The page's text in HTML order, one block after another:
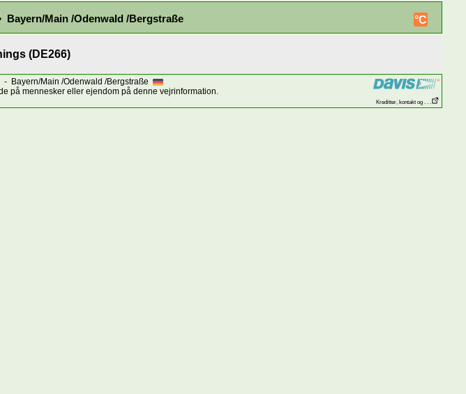
°C
Main /Odenwald /Bergstraße
(DE266)
Bayern/Main /Odenwald /Bergstraße
på mennesker eller ejendom på denne vejrinformation.
Kreditter, kontakt og . . .